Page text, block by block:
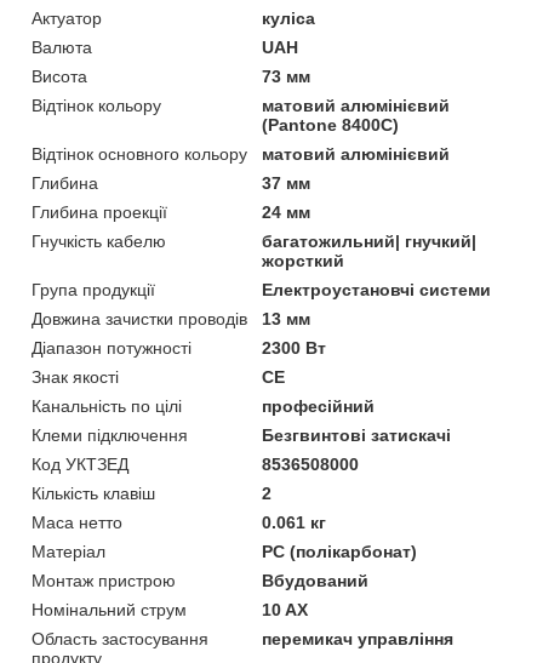
Актуатор
куліса
Валюта
UAH
Висота
73 мм
Відтінок кольору
матовий алюмінієвий
(Pantone 8400C)
Відтінок основного кольору
матовий алюмінієвий
Глибина
37 мм
Глибина проекції
24 мм
Гнучкість кабелю
багатожильний| гнучкий|
жорсткий
Група продукції
Електроустановчі системи
Довжина зачистки проводів
13 мм
Діапазон потужності
2300 Вт
Знак якості
CE
Канальність по цілі
професійний
Клеми підключення
Безгвинтові затискачі
Код УКТЗЕД
8536508000
Кількість клавіш
2
Маса нетто
0.061 кг
Матеріал
PC (полікарбонат)
Монтаж пристрою
Вбудований
Номінальний струм
10 AX
Область застосування
продукту
перемикач управління